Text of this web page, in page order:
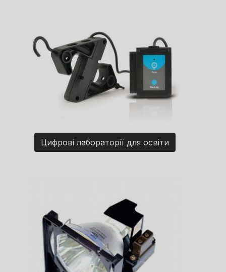
Цифрові лабораторії для освіти